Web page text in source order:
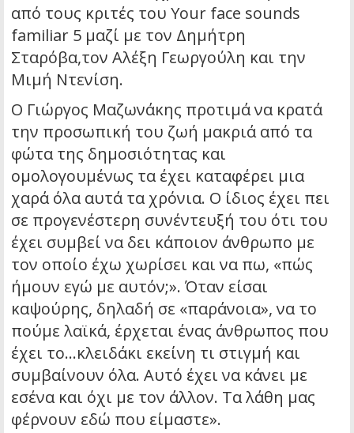
από τους κριτές του Your face sounds
familiar 5 μαζί με τον Δημήτρη
Σταρόβα,τον Αλέξη Γεωργούλη και την
Μιμή Ντενίση.
Ο Γιώργος Μαζωνάκης προτιμά να κρατά
την προσωπική του ζωή μακριά από τα
φώτα της δημοσιότητας και
ομολογουμένως τα έχει καταφέρει μια
χαρά όλα αυτά τα χρόνια. Ο ίδιος έχει πει
σε προγενέστερη συνέντευξή του ότι του
έχει συμβεί να δει κάποιον άνθρωπο με
τον οποίο έχω χωρίσει και να πω, «πώς
ήμουν εγώ με αυτόν;». Όταν είσαι
καψούρης, δηλαδή σε «παράνοια», να το
πούμε λαϊκά, έρχεται ένας άνθρωπος που
έχει το…κλειδάκι εκείνη τι στιγμή και
συμβαίνουν όλα. Αυτό έχει να κάνει με
εσένα και όχι με τον άλλον. Τα λάθη μας
φέρνουν εδώ που είμαστε».